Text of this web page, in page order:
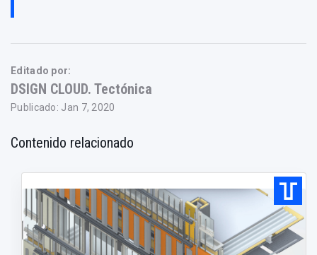
Editado por:
DSIGN CLOUD. Tectónica
Publicado: Jan 7, 2020
Contenido relacionado